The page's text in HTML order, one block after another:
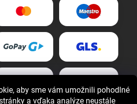
aby sme vám umožnili pohodlné
a vďaka analýze neustále